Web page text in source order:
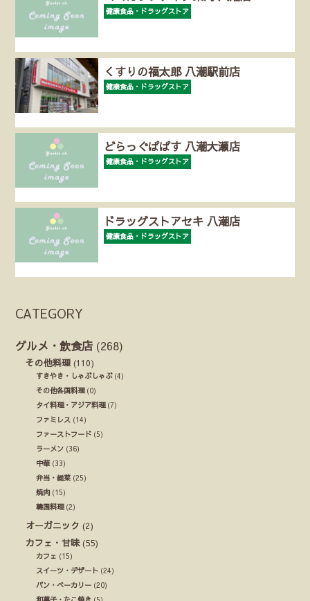
健康食品・ドラッグストア
くすりの福太郎 八潮駅前店
健康食品・ドラッグストア
どらっぐぱぱす 八潮大瀬店
健康食品・ドラッグストア
ドラッグストアセキ 八潮店
健康食品・ドラッグストア
CATEGORY
グルメ・飲食店 (268)
その他料理 (110)
すきやき・しゃぶしゃぶ(4)
その他各国料理(0)
タイ料理・アジア料理(7)
ファミレス (14)
ファーストフード (5)
ラーメン (36)
中華(33)
弁当・総菜 (25)
焼肉 (15)
韓国料理(2)
オーガニック (2)
カフェ・甘味(55)
カフェ (15)
スイーツ・デザート (24)
パン・ベーカリー (20)